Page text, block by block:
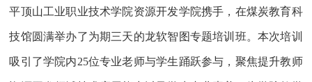
平顶山工业职业技术学院资源开发学院携手，在煤炭教育科
技馆圆满举办了为期三天的龙软智图专题培训班。本次培训
吸引了学院内25位专业老师与学生踊跃参与，聚焦提升教师